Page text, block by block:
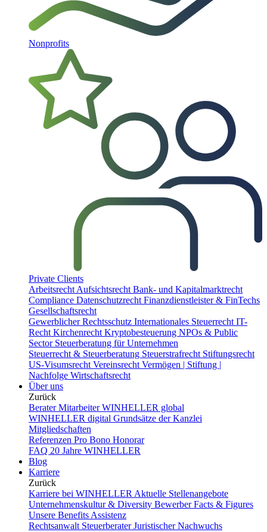
Nonprofits
Private Clients
Arbeitsrecht Aufsichtsrecht Bank- und Kapitalmarktrecht
Compliance Datenschutzrecht Finanzdienstleister & FinTechs
Gesellschaftsrecht
Gewerblicher Rechtsschutz Internationales Steuerrecht IT-
Recht Kirchenrecht Kryptobesteuerung NPOs & Public
Sector Steuerberatung für Unternehmen
Steuerrecht & Steuerberatung Steuerstrafrecht Stiftungsrecht
US-Visumsrecht Vereinsrecht Vermögen | Stiftung |
Nachfolge Wirtschaftsrecht
Über uns
Zurück
BeraterMitarbeiterWINHELLER global
WINHELLER digital Grundsätze der Kanzlei
Mitgliedschaften
Referenzen Pro Bono Honorar
FAQ 20 Jahre WINHELLER
Blog
Karriere
Zurück
Karriere bei WINHELLER Aktuelle Stellenangebote
Unternehmenskultur & Diversity Bewerber Facts & Figures
Unsere Benefits Assistenz
Rechtsanwalt SteuerberaterJuristischer Nachwuchs